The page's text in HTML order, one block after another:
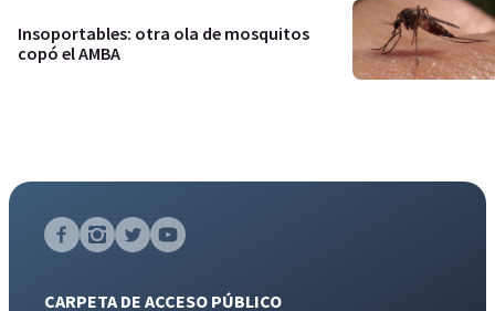
Insoportables: otra ola de mosquitos
copó el AMBA
CARPETA DE ACCESO PÚBLICO